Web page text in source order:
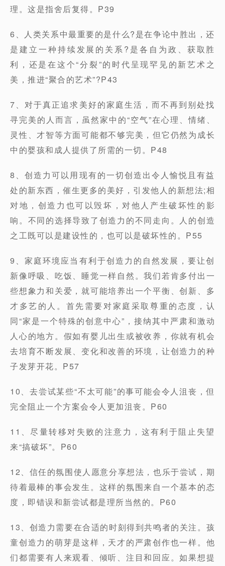
理。这是指舍后复得。P39
6、人类关系中最重要的是什么?是在争论中胜出，还
是建立一种持续发展的关系?是各自为政、获取胜
利，还是在这个“分裂”的时代呈现罕见的新艺术之
美，推进“聚合的艺术”?P43
7、对于真正追求美好的家庭生活，而不再到别处找
寻完美的人而言，虽然家中的“空气”在心理、情绪、
灵性、才智等方面可能都不够完美，但它仍然为成长
中的婴孩和成人提供了所需的一切。P48
8、创造力可以用现有的一切创造出令人愉悦且有益
处的新东西，催生更多的美好，引发他人的新想法;相
对地，创造力也可以毁坏，对他人产生破坏性的影
响。不同的选择导致了创造力的不同走向。人的创造
之工既可以是建设性的，也可以是破坏性的。P55
9、家庭环境应当有利于创造力的自然发展，要让创
新像呼吸、吃饭、睡觉一样自然。我们若肯多付出一
些想象力和关爱，就可能培养出一个平衡、创新、多
才多艺的人。首先需要对家庭采取尊重的态度，认
同“家是一个特殊的创意中心”，接纳其中严肃和激动
人心的地方。假如有婴儿出生或被收养，你就有机会
去培育不断发展、变化和改善的环境，让创造力的种
子发芽开花。P57
10、去尝试某些“不太可能”的事可能会令人沮丧，但
完全阻止一个方案会令人更加沮丧。P60
11、尽量转移对失败的注意力，这有利于阻止失望
来“搞破坏”。P60
12、信任的氛围使人愿意分享想法，也乐于尝试，期
待着最棒的事会发生。这样的氛围来自一个基本的态
度，即错误和新尝试都是理所当然的。P60
13、创造力需要在合适的时刻得到共鸣者的关注。孩
童创造力的萌芽是这样，天才的严肃创作也一样。他
们都需要有人来观看、倾听、注目和回应。如果想提